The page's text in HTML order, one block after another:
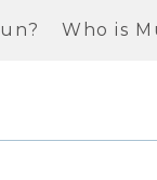
Who is